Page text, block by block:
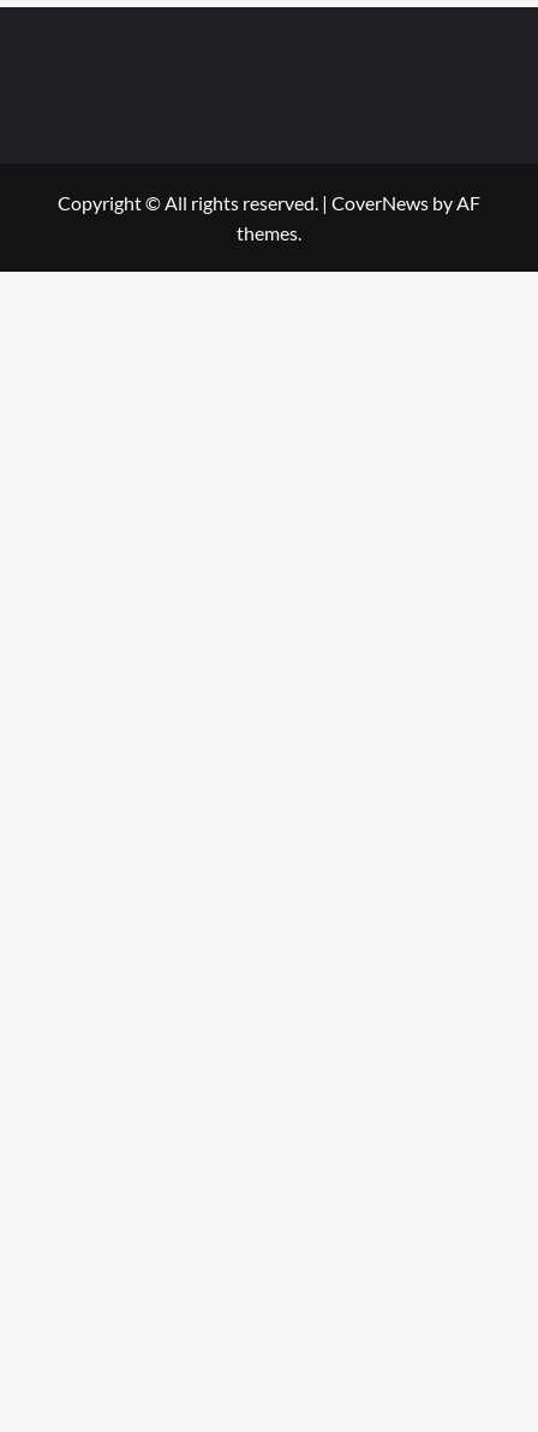
Copyright © All rights reserved. | CoverNews by AF
themes.